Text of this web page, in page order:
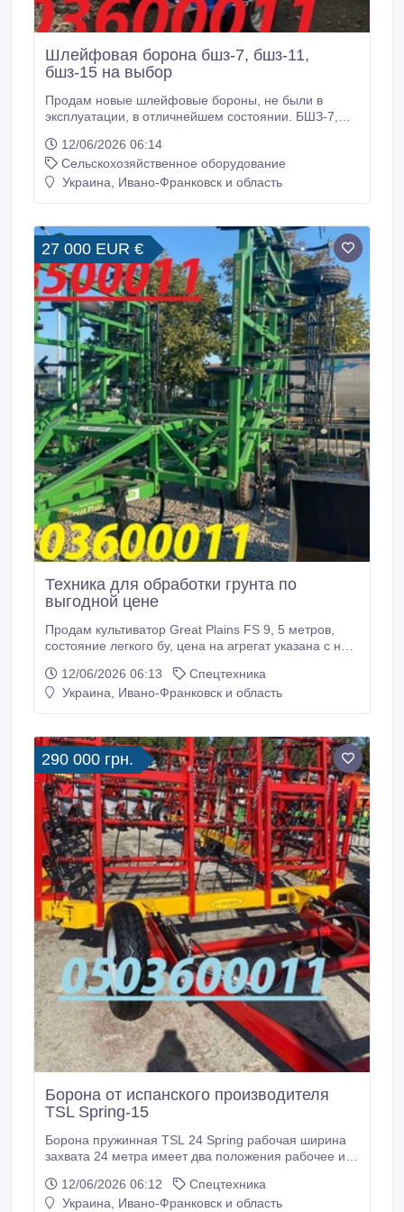
Шлейфовая борона бшз-7, бшз-11,
бшз-15 на выбор
Продам новые шлейфовые бороны, не были в
эксплуатации, в отличнейшем состоянии. БШЗ-7,
120х80х6 мм та 120х120х8 мм. Рабочие шлейфы
соединены плавающими звеньями, что
обеспечивает качественное копирование рельефа,
размещен под небольшим углом для качественной
обработки грунта.
12/06/2026 06:14
Сельскохозяйственное оборудование
Украина, Ивано-Франковск и область
27 000 EUR €
Техника для обработки грунта по
выгодной цене
Продам культиватор Great Plains FS 9, 5 метров,
состояние легкого бу, цена на агрегат указана с ндс.
м Транспортная ширина - 4, 2 м Транспортная
высота - 4, 5 м Качественное производство, рабочие
12/06/2026 06:13
Спецтехника
Украина, Ивано-Франковск и область
290 000 грн.
Борона от испанского производителя
TSL Spring-15
Борона пружинная TSL 24 Spring рабочая ширина
захвата 24 метра имеет два положения рабочее и
боронования пахоты, довсходового и
послвсходовового боронования. Борона
12/06/2026 06:12
Спецтехника
Украина, Ивано-Франковск и область